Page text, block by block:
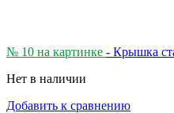
№ 10 на картинке - Крышка
Нет в наличии
Добавить к сравнению